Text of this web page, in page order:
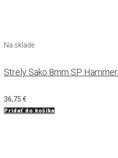
Na sklade
Strely Sako 8mm SP
36,75 €
Pridať do košíka